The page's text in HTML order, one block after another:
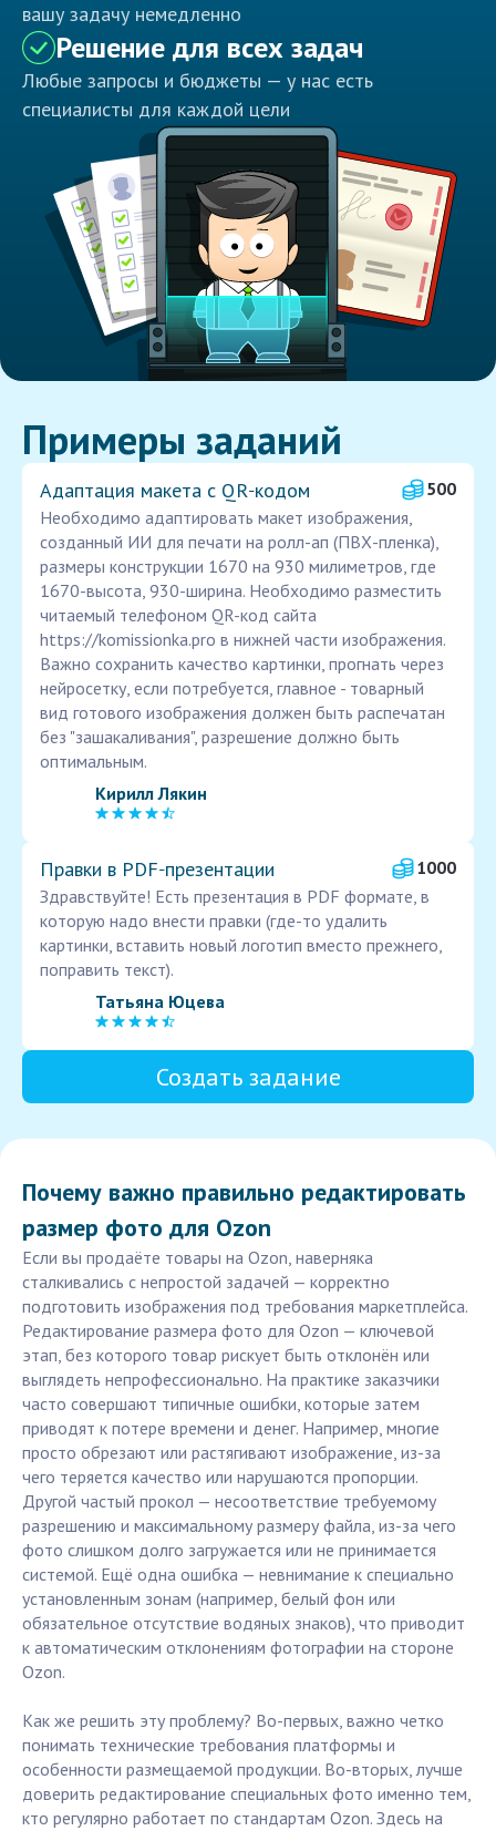
вашу задачу немедленно
Решение для всех задач
Любые запросы и бюджеты — у нас есть
специалисты для каждой цели
Примеры заданий
Адаптация макета с QR‑кодом
500
Необходимо адаптировать макет изображения,
созданный ИИ для печати на ролл-ап (ПВХ-пленка),
размеры конструкции 1670 на 930 милиметров, где
1670-высота, 930-ширина. Необходимо разместить
читаемый телефоном QR-код сайта
https://komissionka.pro в нижней части изображения.
Важно сохранить качество картинки, прогнать через
нейросетку, если потребуется, главное - товарный
вид готового изображения должен быть распечатан
без "зашакаливания", разрешение должно быть
оптимальным.
Кирилл Лякин
Правки в PDF‑презентации
1000
Здравствуйте! Есть презентация в PDF формате, в
которую надо внести правки (где-то удалить
картинки, вставить новый логотип вместо прежнего,
поправить текст).
Татьяна Юцева
Создать задание
Почему важно правильно редактировать
размер фото для Ozon
Если вы продаёте товары на Ozon, наверняка
сталкивались с непростой задачей — корректно
подготовить изображения под требования маркетплейса.
Редактирование размера фото для Ozon — ключевой
этап, без которого товар рискует быть отклонён или
выглядеть непрофессионально. На практике заказчики
часто совершают типичные ошибки, которые затем
приводят к потере времени и денег. Например, многие
просто обрезают или растягивают изображение, из-за
чего теряется качество или нарушаются пропорции.
Другой частый прокол — несоответствие требуемому
разрешению и максимальному размеру файла, из-за чего
фото слишком долго загружается или не принимается
системой. Ещё одна ошибка — невнимание к специально
установленным зонам (например, белый фон или
обязательное отсутствие водяных знаков), что приводит
к автоматическим отклонениям фотографии на стороне
Ozon.
Как же решить эту проблему? Во-первых, важно четко
понимать технические требования платформы и
особенности размещаемой продукции. Во-вторых, лучше
доверить редактирование специальных фото именно тем,
кто регулярно работает по стандартам Ozon. Здесь на